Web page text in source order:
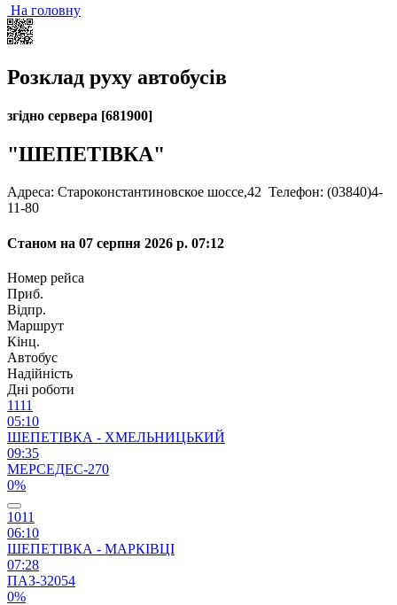
На головну
Розклад руху автобусів
згідно сервера [681900]
"ШЕПЕТІВКА"
Адреса: Староконстантиновское шоссе,42 Телефон: (03840)4-
11-80
Станом на 07 серпня 2026 р. 07:12
Номер рейса
Приб.
Відпр.
Маршрут
Кінц.
Автобус
Надійність
Дні роботи
1111
05:10
ШЕПЕТІВКА - ХМЕЛЬНИЦЬКИЙ
09:35
МЕРСЕДЕС-270
0%
1011
06:10
ШЕПЕТІВКА - МАРКІВЦІ
07:28
ПАЗ-32054
0%